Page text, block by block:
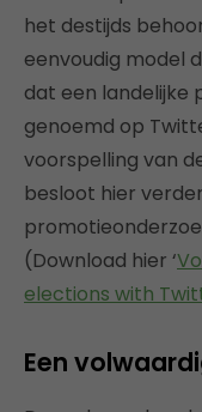
het destijds
eenvoudig model
dat een landelijke
genoemd op
voorspelling van
besloot hier
(Download hier ‘
elections with
Een